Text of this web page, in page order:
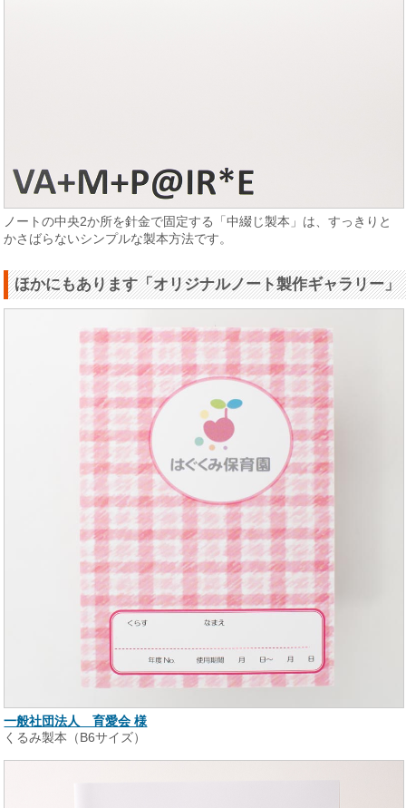
ノートの中央2か所を針金で固定する「中綴じ製本」は、すっきりと
かさばらないシンプルな製本方法です。
ほかにもあります「オリジナルノート製作ギャラリー」
一般社団法人 育愛会 様
くるみ製本（B6サイズ）